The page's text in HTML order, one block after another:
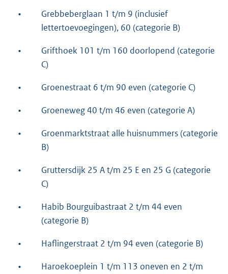
•
Grebbeberglaan 1 t/m 9 (inclusief
lettertoevoegingen), 60 (categorie B)
•
Grifthoek 101 t/m 160 doorlopend (categorie
C)
• Groenestraat 6 t/m 90 even (categorie C)
• Groeneweg 40 t/m 46 even (categorie A)
•
Groenmarktstraat alle huisnummers (categorie
B)
•
Gruttersdijk 25 A t/m 25 E en 25 G (categorie
C)
•
Habib Bourguibastraat 2 t/m 44 even
(categorie B)
• Haflingerstraat 2 t/m 94 even (categorie B)
•
Haroekoeplein 1 t/m 113 oneven en 2 t/m